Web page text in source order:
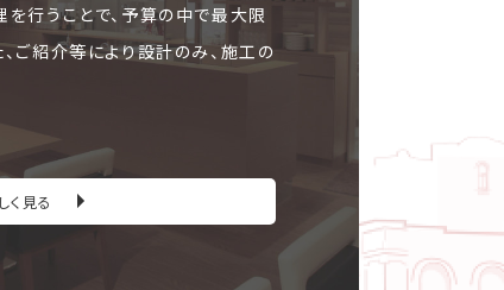
を行うことで、予算の中で最大限
ご紹介等により設計のみ、施工の
く見る